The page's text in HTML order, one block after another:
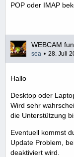
POP oder IMAP
WEBCAM
sea 28. Juli
Hallo
Desktop oder
Wird sehr
die Unterstützung
Eventuell kommst
Update Problem,
deaktiviert wird.